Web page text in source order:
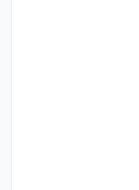
در حفظ منابع آبی